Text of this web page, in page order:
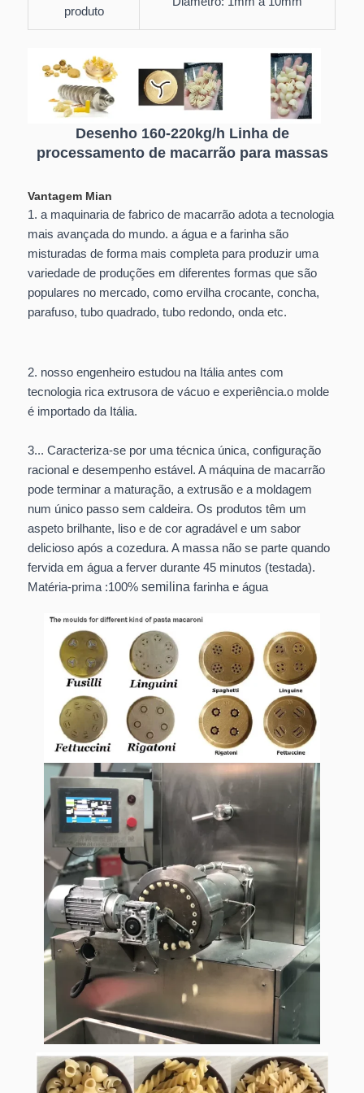
produto
Desenho 160-220kg/h Linha de
processamento de macarrão para massas
Vantagem Mian
1. a maquinaria de fabrico de macarrão adota a tecnologia
mais avançada do mundo. a água e a farinha são
misturadas de forma mais completa para produzir uma
variedade de produções em diferentes formas que são
populares no mercado, como ervilha crocante, concha,
parafuso, tubo quadrado, tubo redondo, onda etc.
2. nosso engenheiro estudou na Itália antes com
tecnologia rica extrusora de vácuo e experiência.o molde
é importado da Itália.
3... Caracteriza-se por uma técnica única, configuração
racional e desempenho estável. A máquina de macarrão
pode terminar a maturação, a extrusão e a moldagem
num único passo sem caldeira. Os produtos têm um
aspeto brilhante, liso e de cor agradável e um sabor
delicioso após a cozedura. A massa não se parte quando
fervida em água a ferver durante 45 minutos (testada).
Matéria-prima :100%semilinafarinha e água